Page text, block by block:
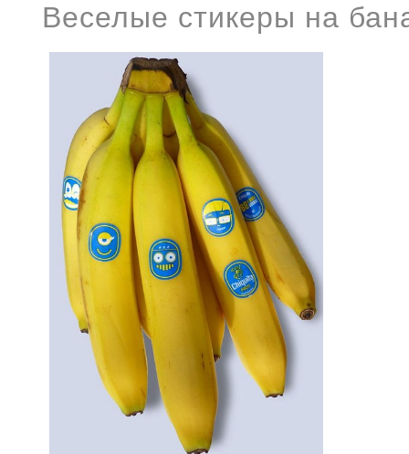
Веселые стикеры на